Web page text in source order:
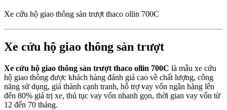
Xe cứu hộ giao thông sàn trượt thaco ollin 700C
Xe cứu hộ giao thông sàn trượt
Xe cứu hộ giao thông sàn trượt thaco ollin 700C là mẫu xe cứu
hộ giao thông được khách hàng đánh giá cao về chất lượng, công
năng sử dụng, giá thành cạnh tranh, hỗ trợ vay vốn ngân hàng lên
đến 80% giá trị xe, thủ tục vay vốn nhanh gọn, thời gian vay vốn từ
12 đến 70 tháng.